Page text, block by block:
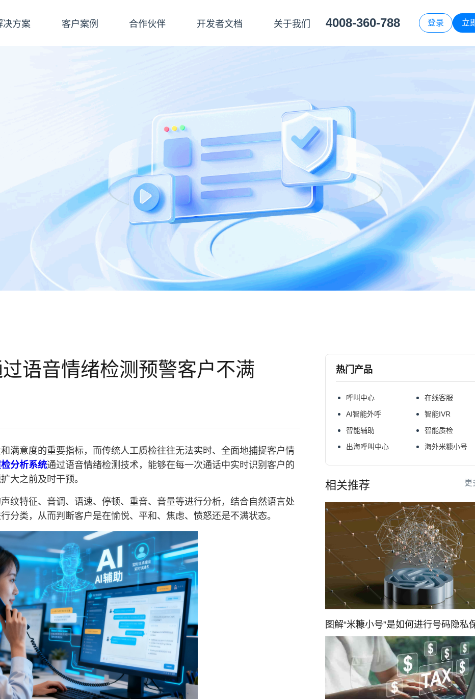
决方案 客户案例 合作伙伴 开发者文档 关于我们 4008-360-788 登录 立
语音情绪检测预警客户不满
满意度的重要指标，而传统人工质检往往无法实时、全面地捕捉客户情
分析系统通过语音情绪检测技术，能够在每一次通话中实时识别客户的
大之前及时干预。
纹特征、音调、语速、停顿、重音、音量等进行分析，结合自然语言处
分类，从而判断客户是在愉悦、平和、焦虑、愤怒还是不满状态。
热门产品
呼叫中心
AI智能外呼
智能辅助
出海呼叫中心
在线客服
智能IVR
智能质检
海外米糠小号
相关推荐 更
图解“米糠小号”是如何进行号码隐私